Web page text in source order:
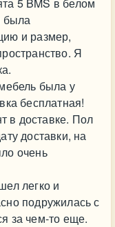
была
и размер,
Я
была у
бесплатная!
в доставке. Пол
доставки, на
очень
легко и
подружилась с
за чем-то еще.